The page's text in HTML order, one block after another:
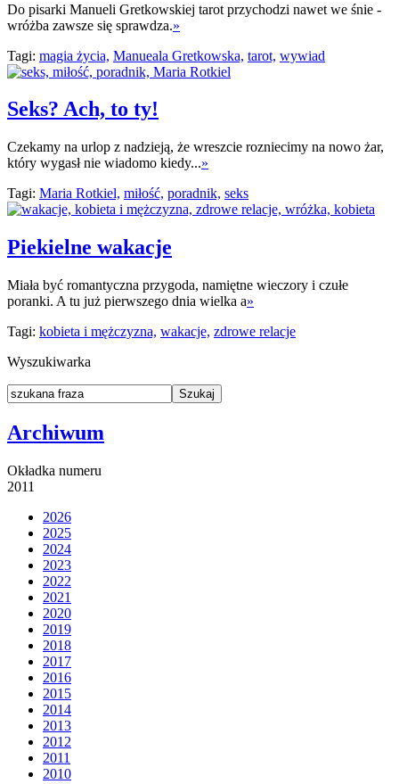
Do pisarki Manueli Gretkowskiej tarot przychodzi nawet we śnie -
wróżba zawsze się sprawdza.»
Tagi: magia życia, Manueala Gretkowska, tarot, wywiad
Seks? Ach, to ty!
Czekamy na urlop z nadzieją, że wreszcie rozniecimy na nowo żar,
który wygasł nie wiadomo kiedy...»
Tagi: Maria Rotkiel, miłość, poradnik, seks
Piekielne wakacje
Miała być romantyczna przygoda, namiętne wieczory i czułe
poranki. A tu już pierwszego dnia wielka a»
Tagi: kobieta i mężczyzna, wakacje, zdrowe relacje
Wyszukiwarka
Archiwum
Okładka numeru
2011
2026
2025
2024
2023
2022
2021
2020
2019
2018
2017
2016
2015
2014
2013
2012
2011
2010